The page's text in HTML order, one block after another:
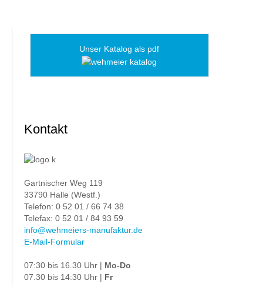
Unser Katalog als pdf
Kontakt
Gartnischer Weg 119
33790 Halle (Westf.)
Telefon: 0 52 01 / 66 74 38
Telefax: 0 52 01 / 84 93 59
info@wehmeiers-manufaktur.de
E-Mail-Formular
07:30 bis 16.30 Uhr | Mo-Do
07.30 bis 14:30 Uhr | Fr